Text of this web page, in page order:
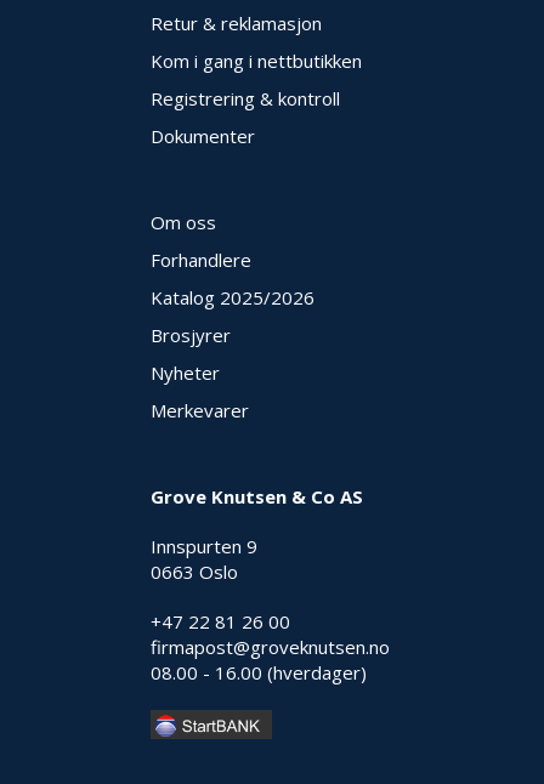
Retur & reklamasjon
Kom i gang i nettbutikken
Registrering & kontroll
Dokumenter
Om oss
Forhandlere
Katalog 2025/2026
Brosjyrer
Nyheter
Merkevarer
Grove Knutsen & Co AS
Innspurten 9
0663 Oslo
+47 22 81 26 00
firmapost@groveknutsen.no
08.00 - 16.00 (hverdager)